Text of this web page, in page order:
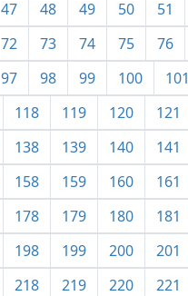
47 48 49 50 51
72 73 74 75 76
97 98 99 100
101
118 119 120
121
138 139 140
141
158 159 160
161
178 179 180
181
198 199 200
201
218 219 220
221